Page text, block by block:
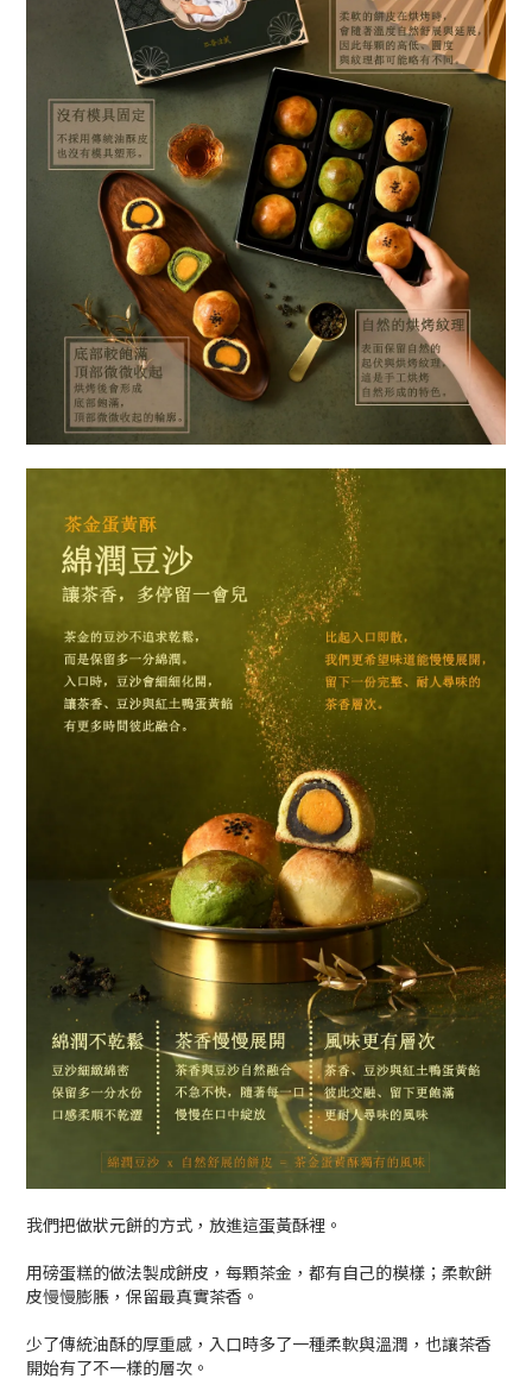
我們把做狀元餅的方式，放進這蛋黃酥裡。
用磅蛋糕的做法製成餅皮，每顆茶金，都有自己的模樣；柔軟餅
皮慢慢膨脹，保留最真實茶香。
少了傳統油酥的厚重感，入口時多了一種柔軟與溫潤，也讓茶香
開始有了不一樣的層次。